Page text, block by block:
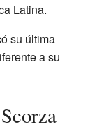
Latina.
su última
a su